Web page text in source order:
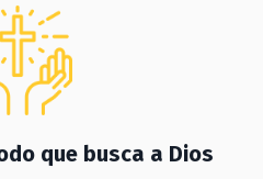
que busca a Dios